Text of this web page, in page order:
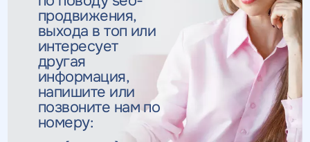
продвижения,
выхода в топ или
интересует
другая
информация,
напишите или
позвоните нам по
номеру: